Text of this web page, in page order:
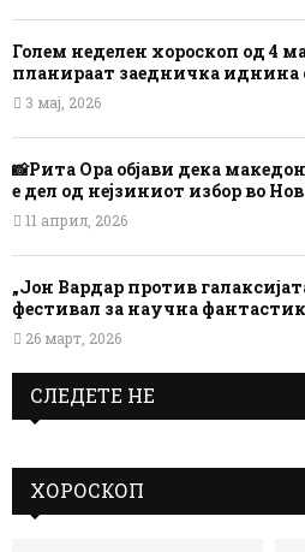
Голем неделен хороскоп од 4
планираат заедничка иднина
3 мај, 2026
📸Рита Ора објави дека
е дел од нејзиниот избор во
11 април, 2026
„Јон Вардар против
фестивал за научна
26 март, 2026
СЛЕДЕТЕ НЕ
ХОРОСКОП